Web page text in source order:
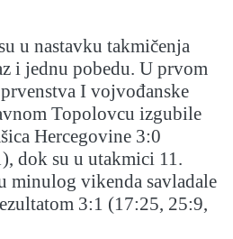
u nastavku takmičenja
i jednu pobedu. U prvom
I vojvođanske
Topolovcu izgubile
Hercegovine 3:0
dok su u utakmici 11.
minulog vikenda savladale
3:1 (17:25, 25:9,